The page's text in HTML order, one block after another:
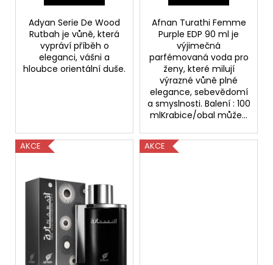
Adyan Serie De Wood
Rutbah je vůně, která
vypráví příběh o
eleganci, vášni a
hloubce orientální duše.
Afnan Turathi Femme
Purple EDP 90 ml je
výjimečná
parfémovaná voda pro
ženy, které milují
výrazné vůně plné
elegance, sebevědomí
a smyslnosti. Balení : 100
mlKrabice/obal může...
AKCE AKCE
m
e
WATERPROOF
OPALOVACÍ
KRÉM